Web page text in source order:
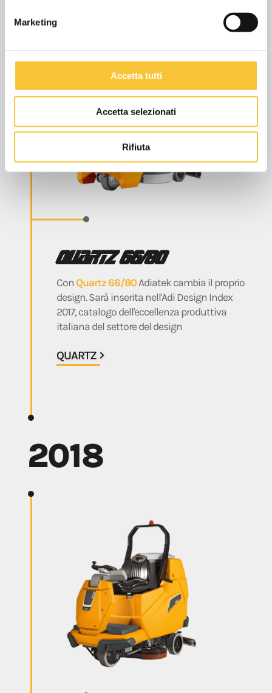
Marketing
Accetta tutti
Accetta selezionati
Rifiuta
Quartz 66/80
Con Quartz 66/80Adiatek cambia il proprio
design. Sarà inserita nell'Adi Design Index
2017, catalogo dell'eccellenza produttiva
italiana del settore del design
QUARTZ
2018